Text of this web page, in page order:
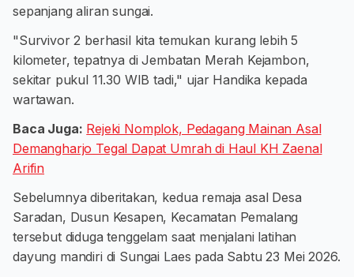
sepanjang aliran sungai.
"Survivor 2 berhasil kita temukan kurang lebih 5
kilometer, tepatnya di Jembatan Merah Kejambon,
sekitar pukul 11.30 WIB tadi," ujar Handika kepada
wartawan.
Baca Juga: Rejeki Nomplok, Pedagang Mainan Asal
Demangharjo Tegal Dapat Umrah di Haul KH Zaenal
Arifin
Sebelumnya diberitakan, kedua remaja asal Desa
Saradan, Dusun Kesapen, Kecamatan Pemalang
tersebut diduga tenggelam saat menjalani latihan
dayung mandiri di Sungai Laes pada Sabtu 23 Mei 2026.